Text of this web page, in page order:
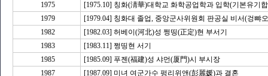
1975
[1975.10] 칭화(淸華)대학교 화학공업학과 입학(기본유기
1979
[1979.04] 칭화대 졸업, 중앙군사위원회 판공실 비서(겅뺘
1982
[1982.03] 허베이(河北)성 쩡띵(正定)현 부서기
1983
[1983.11] 쩡띵현 서기
1985
[1985.09] 푸젠(福建)성 샤먼(厦門)시 부시장
1987
[1987.09] 미녀 여군가수 펑리위앤(彭麗媛)과 결혼